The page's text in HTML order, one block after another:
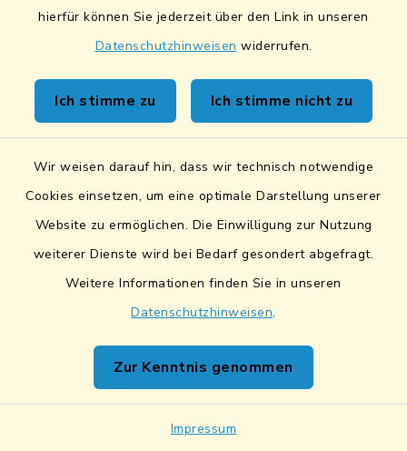
hierfür können Sie jederzeit über den Link in unseren
Datenschutzhinweisen widerrufen.
Ich stimme zu Ich stimme nicht zu
Wir weisen darauf hin, dass wir technisch notwendige
Cookies einsetzen, um eine optimale Darstellung unserer
Website zu ermöglichen. Die Einwilligung zur Nutzung
weiterer Dienste wird bei Bedarf gesondert abgefragt.
Weitere Informationen finden Sie in unseren
Datenschutzhinweisen.
Zur Kenntnis genommen
Impressum
Kontakt
Sicherer Datentransfer
Datenschutz
Sitemap